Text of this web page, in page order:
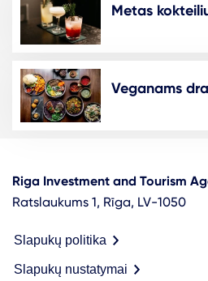
Metas
Veganams
Riga Investment and Tourism
Ratslaukums 1, Rīga, LV-1050
Slapukų politika
Slapukų nustatymai